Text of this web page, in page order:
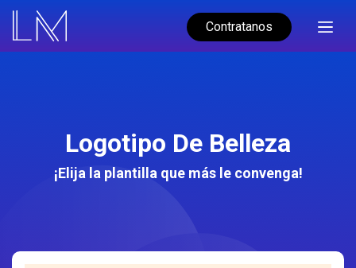
Contratanos
Logotipo De Belleza
¡Elija la plantilla que más le convenga!